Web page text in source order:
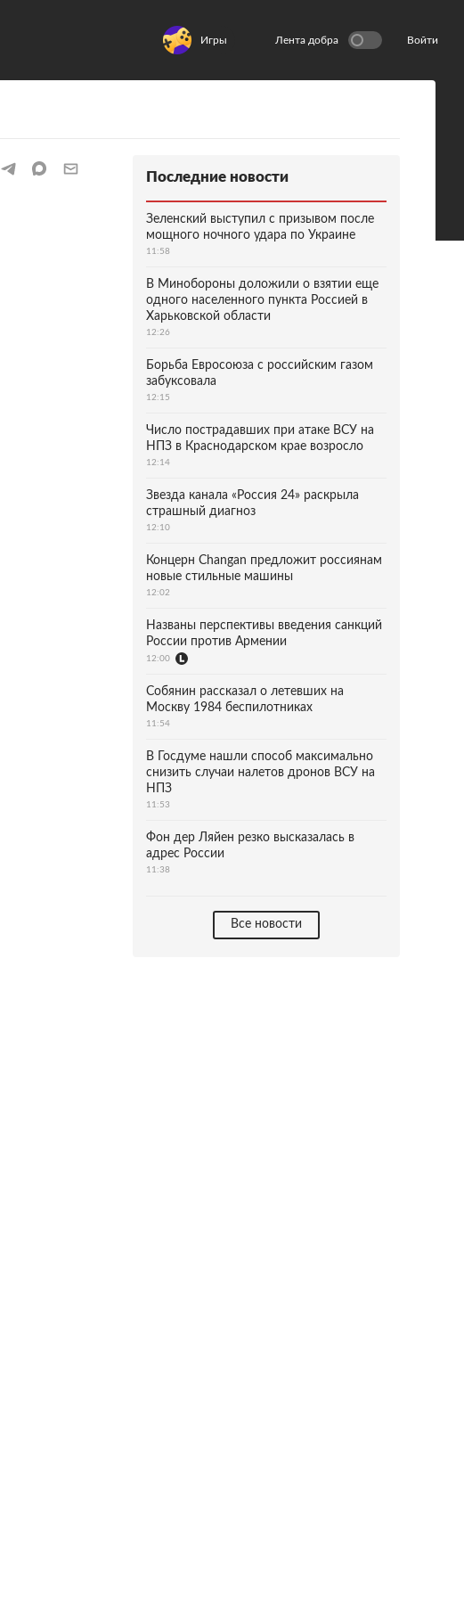
Игры Лента добра Войти
Последние новости
Зеленский выступил с призывом после
мощного ночного удара по Украине
11:58
В Минобороны доложили о взятии еще
одного населенного пункта Россией в
Харьковской области
12:26
Борьба Евросоюза с российским газом
забуксовала
12:15
Число пострадавших при атаке ВСУ на
НПЗ в Краснодарском крае возросло
12:14
Звезда канала «Россия 24» раскрыла
страшный диагноз
12:10
Концерн Changan предложит россиянам
новые стильные машины
12:02
Названы перспективы введения санкций
России против Армении
12:00
Собянин рассказал о летевших на
Москву 1984 беспилотниках
11:54
В Госдуме нашли способ максимально
снизить случаи налетов дронов ВСУ на
НПЗ
11:53
Фон дер Ляйен резко высказалась в
адрес России
11:38
Все новости